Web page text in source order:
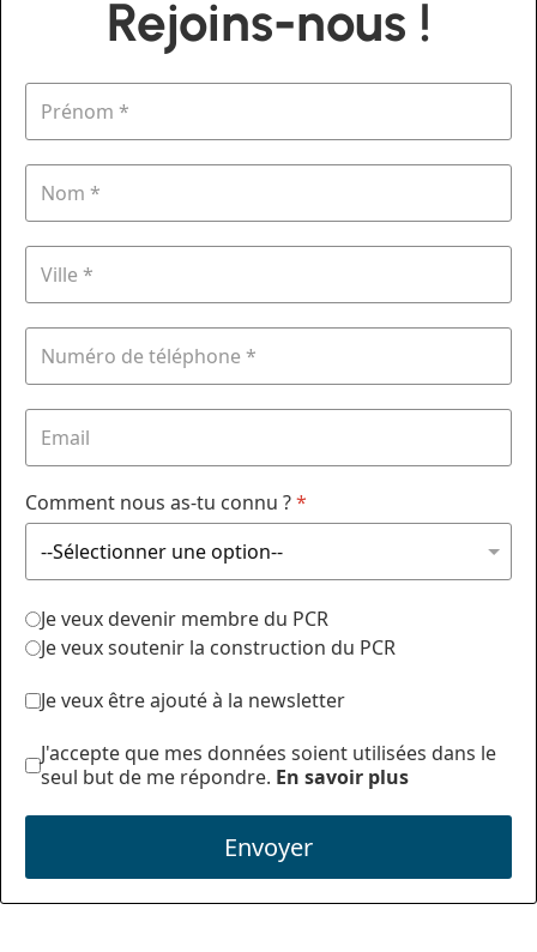
Rejoins-nous !
Comment nous as-tu connu ?*
Je veux devenir membre du PCR
Je veux soutenir la construction du PCR
Je veux être ajouté à la newsletter
J'accepte que mes données soient utilisées dans le
seul but de me répondre. En savoir plus
Envoyer